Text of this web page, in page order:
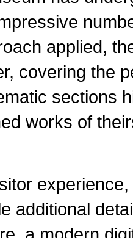
applied,
covering the
sections
works of
additional